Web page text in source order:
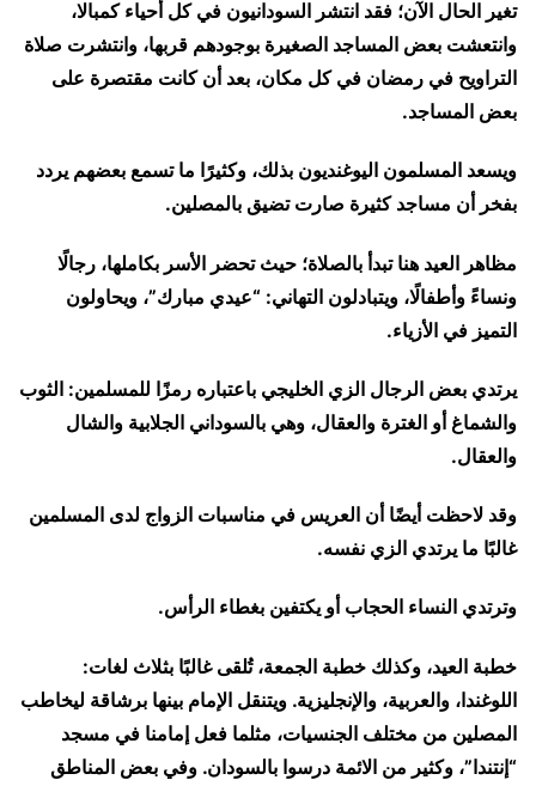
تغير الحال الآن؛ فقد انتشر السودانيون في كل أحياء كمبالا،
وانتعشت بعض المساجد الصغيرة بوجودهم قربها، وانتشرت صلاة
التراويح في رمضان في كل مكان، بعد أن كانت مقتصرة على
بعض المساجد.
ويسعد المسلمون اليوغنديون بذلك، وكثيرًا ما تسمع بعضهم يردد
بفخر أن مساجد كثيرة صارت تضيق بالمصلين.
مظاهر العيد هنا تبدأ بالصلاة؛ حيث تحضر الأسر بكاملها، رجالًا
ونساءً وأطفالًا، ويتبادلون التهاني: “عيدي مبارك”، ويحاولون
التميز في الأزياء.
يرتدي بعض الرجال الزي الخليجي باعتباره رمزًا للمسلمين: الثوب
والشماغ أو الغترة والعقال، وهي بالسوداني الجلابية والشال
والعقال.
وقد لاحظت أيضًا أن العريس في مناسبات الزواج لدى المسلمين
غالبًا ما يرتدي الزي نفسه.
وترتدي النساء الحجاب أو يكتفين بغطاء الرأس.
خطبة العيد، وكذلك خطبة الجمعة، تُلقى غالبًا بثلاث لغات:
اللوغندا، والعربية، والإنجليزية. ويتنقل الإمام بينها برشاقة ليخاطب
المصلين من مختلف الجنسيات، مثلما فعل إمامنا في مسجد
“إنتندا”، وكثير من الائمة درسوا بالسودان. وفي بعض المناطق